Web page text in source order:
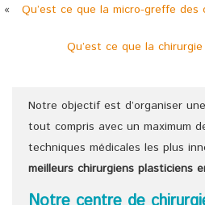
« Qu’est ce que la micro-greffe des
Qu’est ce que la
Notre objectif est d’organiser
tout compris avec un maximum
techniques médicales les plus
meilleurs chirurgiens plasticiens